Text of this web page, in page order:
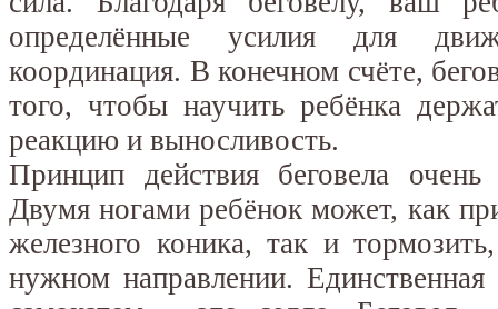
определённые усилия для
координация. В конечном счёте,
того, чтобы научить ребёнка
реакцию и выносливость.
Принцип действия беговела
Двумя ногами ребёнок может, как
железного коника, так и
нужном направлении.